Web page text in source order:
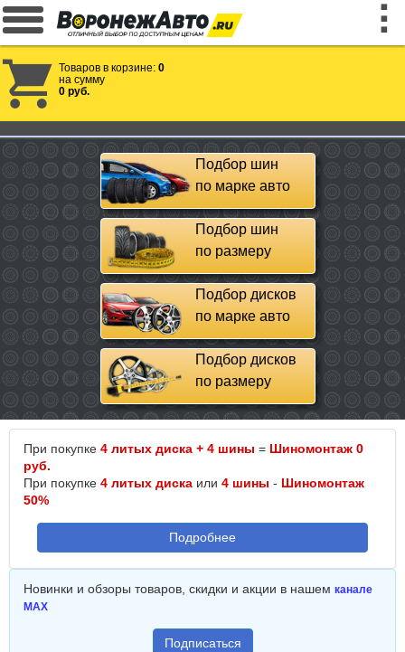
Товаров в корзине: 0
на сумму
0 руб.
Подбор шин
по марке авто
Подбор шин
по размеру
Подбор дисков
по марке авто
Подбор дисков
по размеру
При покупке 4 литых диска + 4 шины = Шиномонтаж 0
руб.
При покупке 4 литых диска или 4 шины - Шиномонтаж
50%
Подробнее
Новинки и обзоры товаров, скидки и акции в нашем канале
MAX
Подписаться